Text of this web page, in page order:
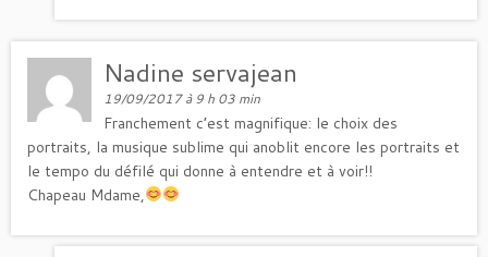
Nadine servajean
19/09/2017 à 9 h 03 min
Franchement c’est magnifique: le choix des
portraits, la musique sublime qui anoblit encore les portraits et
le tempo du défilé qui donne à entendre et à voir!!
Chapeau Mdame,